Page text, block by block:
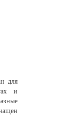
для
и